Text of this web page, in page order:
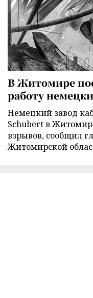
В Житомире
работу
Немецкий завод
Schubert в
взрывов, сообщил
Житомирской